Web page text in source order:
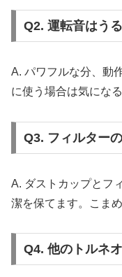
Q2. 運転音はう
A. パワフルな分、動
に使う場合は気にな
Q3. フィルター
A. ダストカップとフ
潔を保てます。こま
Q4. 他のトルネ